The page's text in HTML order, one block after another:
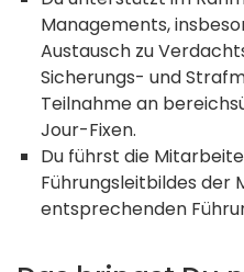
Managements,
Austausch zu
Sicherungs- und
Teilnahme an
Jour-Fixen.
Du führst die
Führungsleitbildes der
entsprechenden